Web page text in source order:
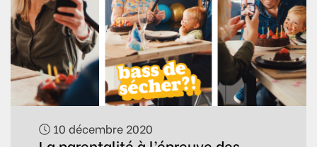
10 décembre 2020